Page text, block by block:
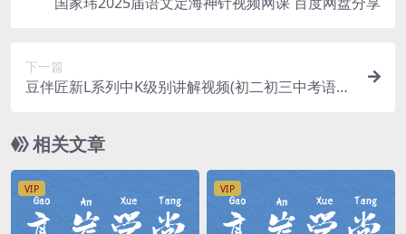
下一篇
豆伴匠新L系列中K级别讲解视频(初二初三中考语文
相关文章
VIP VIP